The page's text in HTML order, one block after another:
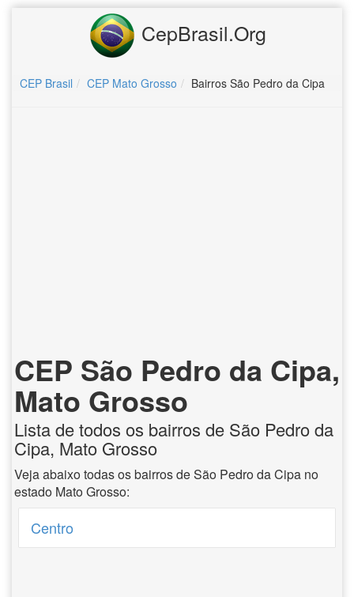
CepBrasil.Org
CEP Brasil CEP Mato Grosso Bairros São Pedro da Cipa
CEP São Pedro da Cipa,
Mato Grosso
Lista de todos os bairros de São Pedro da
Cipa, Mato Grosso
Veja abaixo todas os bairros de São Pedro da Cipa no
estado Mato Grosso:
Centro